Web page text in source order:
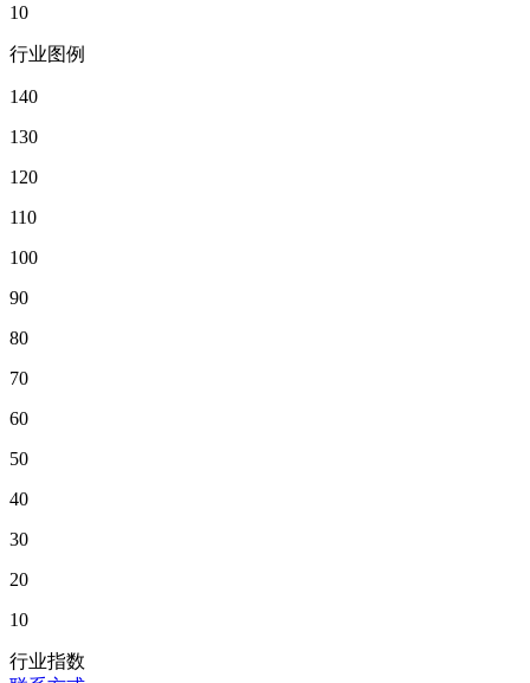
10
行业图例
140
130
120
110
100
90
80
70
60
50
40
30
20
10
行业指数